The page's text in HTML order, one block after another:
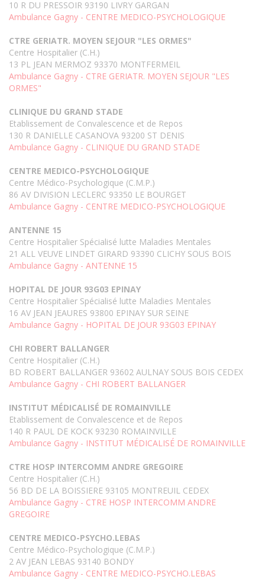
10 R DU PRESSOIR 93190 LIVRY GARGAN
Ambulance Gagny - CENTRE MEDICO-PSYCHOLOGIQUE
CTRE GERIATR. MOYEN SEJOUR "LES ORMES"
Centre Hospitalier (C.H.)
13 PL JEAN MERMOZ 93370 MONTFERMEIL
Ambulance Gagny - CTRE GERIATR. MOYEN SEJOUR "LES
ORMES"
CLINIQUE DU GRAND STADE
Etablissement de Convalescence et de Repos
130 R DANIELLE CASANOVA 93200 ST DENIS
Ambulance Gagny - CLINIQUE DU GRAND STADE
CENTRE MEDICO-PSYCHOLOGIQUE
Centre Médico-Psychologique (C.M.P.)
86 AV DIVISION LECLERC 93350 LE BOURGET
Ambulance Gagny - CENTRE MEDICO-PSYCHOLOGIQUE
ANTENNE 15
Centre Hospitalier Spécialisé lutte Maladies Mentales
21 ALL VEUVE LINDET GIRARD 93390 CLICHY SOUS BOIS
Ambulance Gagny - ANTENNE 15
HOPITAL DE JOUR 93G03 EPINAY
Centre Hospitalier Spécialisé lutte Maladies Mentales
16 AV JEAN JEAURES 93800 EPINAY SUR SEINE
Ambulance Gagny - HOPITAL DE JOUR 93G03 EPINAY
CHI ROBERT BALLANGER
Centre Hospitalier (C.H.)
BD ROBERT BALLANGER 93602 AULNAY SOUS BOIS CEDEX
Ambulance Gagny - CHI ROBERT BALLANGER
INSTITUT MÉDICALISÉ DE ROMAINVILLE
Etablissement de Convalescence et de Repos
140 R PAUL DE KOCK 93230 ROMAINVILLE
Ambulance Gagny - INSTITUT MÉDICALISÉ DE ROMAINVILLE
CTRE HOSP INTERCOMM ANDRE GREGOIRE
Centre Hospitalier (C.H.)
56 BD DE LA BOISSIERE 93105 MONTREUIL CEDEX
Ambulance Gagny - CTRE HOSP INTERCOMM ANDRE
GREGOIRE
CENTRE MEDICO-PSYCHO.LEBAS
Centre Médico-Psychologique (C.M.P.)
2 AV JEAN LEBAS 93140 BONDY
Ambulance Gagny - CENTRE MEDICO-PSYCHO.LEBAS